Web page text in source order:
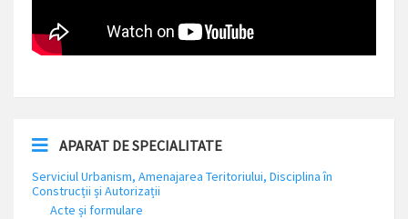
APARAT DE SPECIALITATE
Serviciul Urbanism, Amenajarea Teritoriului, Disciplina în
Construcții și Autorizații
Acte și formulare